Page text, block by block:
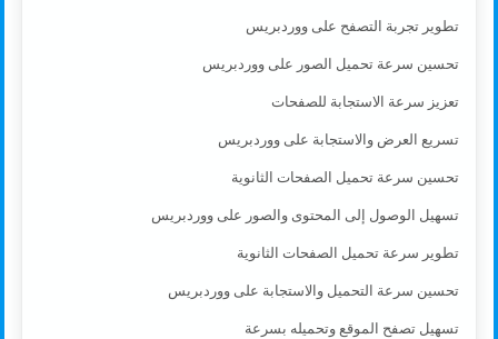
تطوير تجربة التصفح على ووردبريس
تحسين سرعة تحميل الصور على ووردبريس
تعزيز سرعة الاستجابة للصفحات
تسريع العرض والاستجابة على ووردبريس
تحسين سرعة تحميل الصفحات الثانوية
تسهيل الوصول إلى المحتوى والصور على ووردبريس
تطوير سرعة تحميل الصفحات الثانوية
تحسين سرعة التحميل والاستجابة على ووردبريس
تسهيل تصفح الموقع وتحميله بسرعة